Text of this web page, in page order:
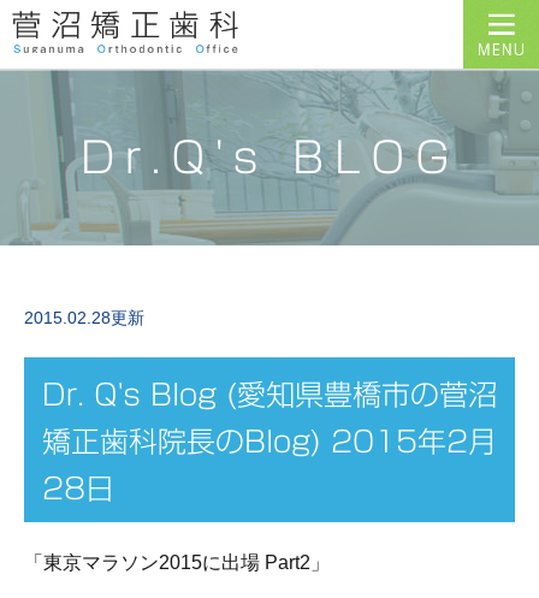
Dr.Q's BLOG
2015.02.28更新
Dr. Q's Blog (愛知県豊橋市の菅沼
矯正歯科院長のBlog) 2015年2月
28日
「東京マラソン2015に出場 Part2」